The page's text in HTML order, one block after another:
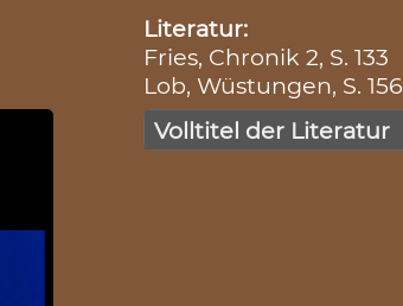
Literatur:
Fries, Chronik 2, S. 133
Lob, Wüstungen, S. 156
Volltitel der Literatur